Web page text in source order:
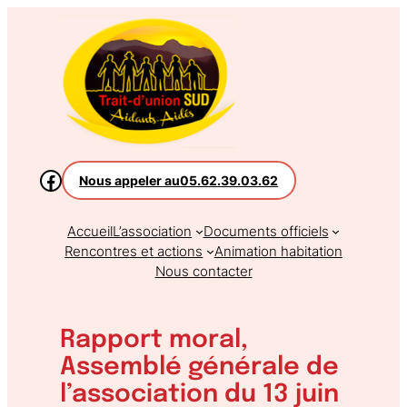
Nous appeler au05.62.39.03.62
AccueilL’association
Documents officiels
Rencontres et actions
Animation habitation
Nous contacter
Rapport moral,
Assemblé générale de
l’association du 13 juin